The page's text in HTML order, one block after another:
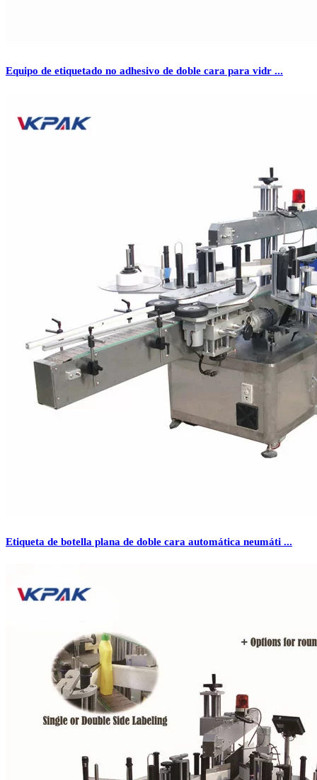
Equipo de etiquetado no adhesivo de doble cara para vidr ...
Etiqueta de botella plana de doble cara automática neumáti ...